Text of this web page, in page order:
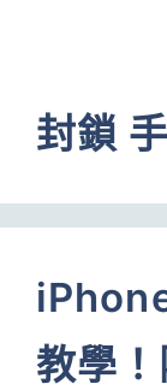
封鎖
教學